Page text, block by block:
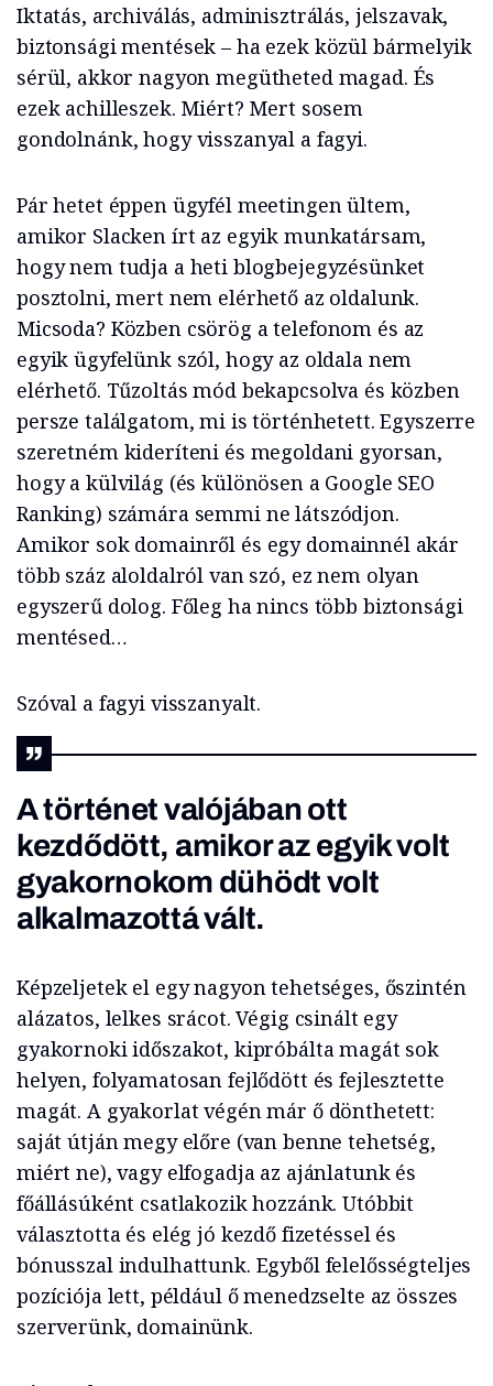
Iktatás, archiválás, adminisztrálás, jelszavak,
biztonsági mentések – ha ezek közül bármelyik
sérül, akkor nagyon megütheted magad. És
ezek achilleszek. Miért? Mert sosem
gondolnánk, hogy visszanyal a fagyi.
Pár hetet éppen ügyfél meetingen ültem,
amikor Slacken írt az egyik munkatársam,
hogy nem tudja a heti blogbejegyzésünket
posztolni, mert nem elérhető az oldalunk.
Micsoda? Közben csörög a telefonom és az
egyik ügyfelünk szól, hogy az oldala nem
elérhető. Tűzoltás mód bekapcsolva és közben
persze találgatom, mi is történhetett. Egyszerre
szeretném kideríteni és megoldani gyorsan,
hogy a külvilág (és különösen a Google SEO
Ranking) számára semmi ne látszódjon.
Amikor sok domainről és egy domainnél akár
több száz aloldalról van szó, ez nem olyan
egyszerű dolog. Főleg ha nincs több biztonsági
mentésed…
Szóval a fagyi visszanyalt.
A történet valójában ott
kezdődött, amikor az egyik volt
gyakornokom dühödt volt
alkalmazottá vált.
Képzeljetek el egy nagyon tehetséges, őszintén
alázatos, lelkes srácot. Végig csinált egy
gyakornoki időszakot, kipróbálta magát sok
helyen, folyamatosan fejlődött és fejlesztette
magát. A gyakorlat végén már ő dönthetett:
saját útján megy előre (van benne tehetség,
miért ne), vagy elfogadja az ajánlatunk és
főállásúként csatlakozik hozzánk. Utóbbit
választotta és elég jó kezdő fizetéssel és
bónusszal indulhattunk. Egyből felelősségteljes
pozíciója lett, például ő menedzselte az összes
szerverünk, domainünk.